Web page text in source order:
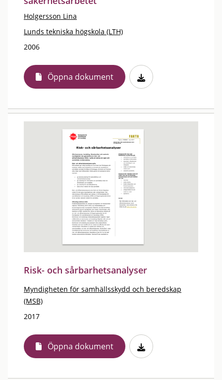
Holgersson Lina
Lunds tekniska högskola (LTH)
2006
Öppna dokument
Risk- och sårbarhetsanalyser
Myndigheten för samhällsskydd och beredskap
(MSB)
2017
Öppna dokument